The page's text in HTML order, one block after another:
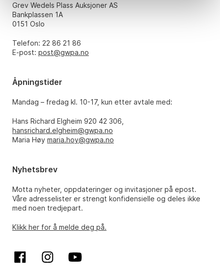
Grev Wedels Plass Auksjoner AS
Bankplassen 1A
0151 Oslo
Telefon: 22 86 21 86
E-post: post@gwpa.no
Åpningstider
Mandag – fredag kl. 10-17, kun etter avtale med:
Hans Richard Elgheim 920 42 306,
hansrichard.elgheim@gwpa.no
Maria Høy maria.hoy@gwpa.no
Nyhetsbrev
Motta nyheter, oppdateringer og invitasjoner på epost.
Våre adresselister er strengt konfidensielle og deles ikke
med noen tredjepart.
Klikk her for å melde deg på.